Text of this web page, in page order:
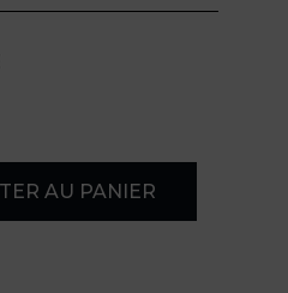
AU PANIER